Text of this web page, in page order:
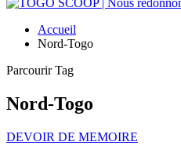
Accueil
Nord-Togo
Parcourir Tag
Nord-Togo
DEVOIR DE MEMOIRE